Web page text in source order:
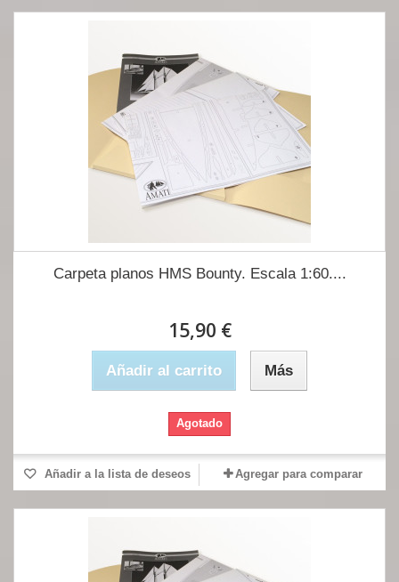
Carpeta planos HMS Bounty. Escala 1:60....
15,90 €
Añadir al carrito Más
Agotado
Añadir a la lista de deseos Agregar para comparar